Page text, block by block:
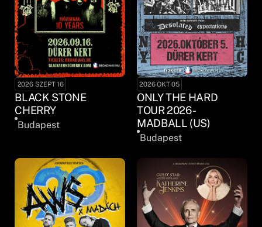
2026 SZEPT 16
BLACK STONE
CHERRY
Budapest
2026 OKT 05
ONLY THE HARD
TOUR 2026 -
MADBALL (US)
Budapest